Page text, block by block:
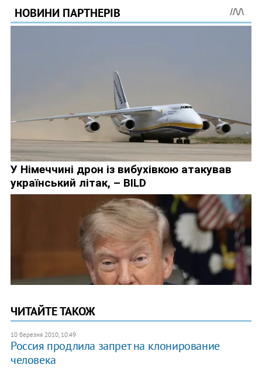
ЧИТАЙТЕ ТАКОЖ
10 березня 2010, 10:49
Россия продлила запрет на клонирование
человека